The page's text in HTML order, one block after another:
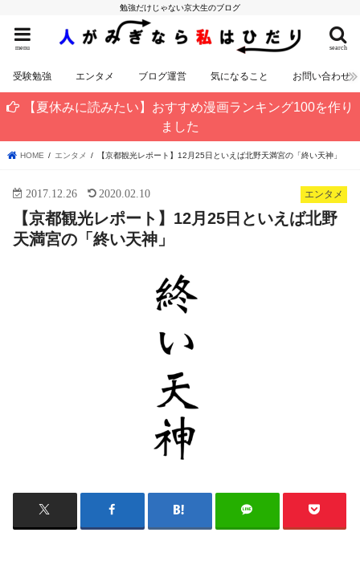
勉強だけじゃない京大生のブログ
search
menu
受験勉強 エンタメ ブログ運営 気になること お問い合わせ
【夏休みに読みたい】おすすめ漫画ランキング100を作り
ました
HOME エンタメ 【京都観光レポート】12月25日といえば北野天満宮の「終い天神」
エンタメ
2017.12.26 2020.02.10
【京都観光レポート】12月25日といえば北野
天満宮の「終い天神」